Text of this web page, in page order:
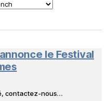
le Festival
contactez-nous…